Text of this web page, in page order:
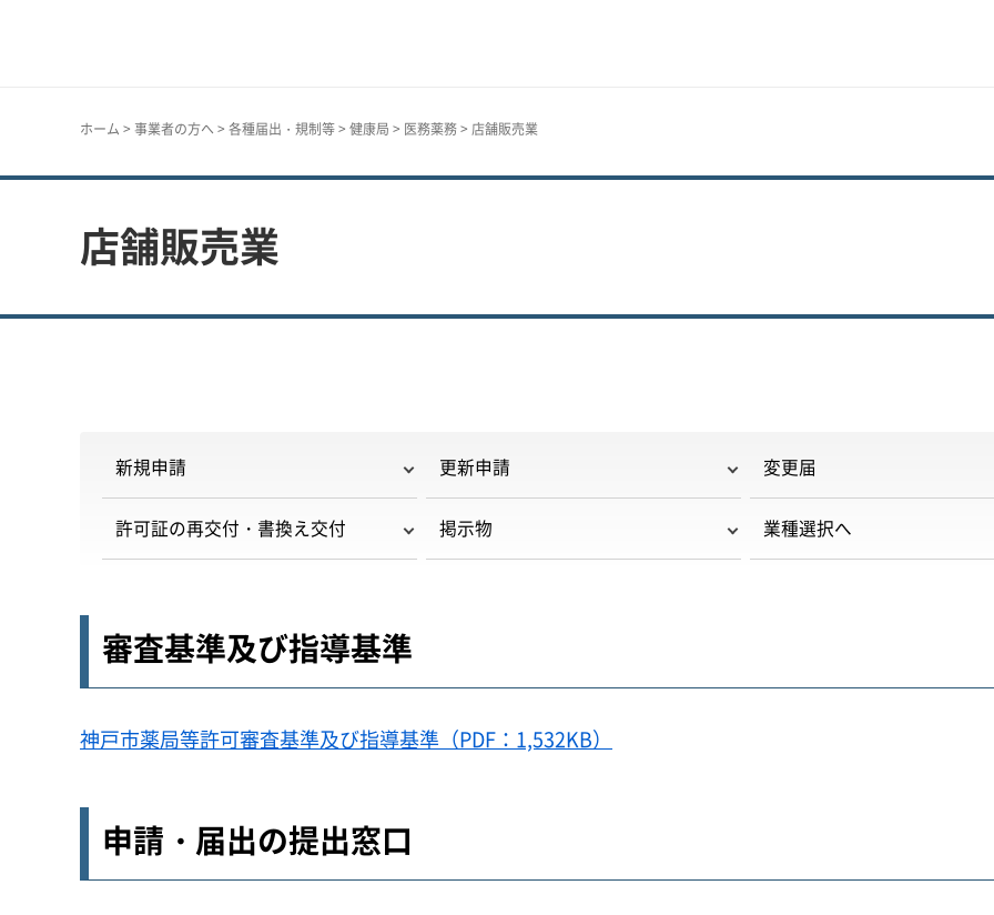
ホーム > 事業者の方へ > 各種届出・規制等> 健康局 > 医務薬務> 店舗販売業
店舗販売業
新規申請 更新申請 変更届
許可証の再交付・書換え交付 掲示物 業種選択へ
審査基準及び指導基準
神戸市薬局等許可審査基準及び指導基準（PDF：1,532KB）
申請・届出の提出窓口